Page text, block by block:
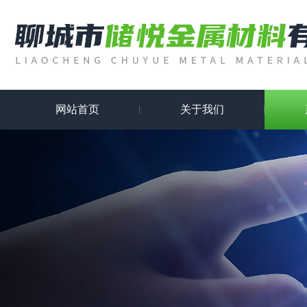
网站首页 关于我们